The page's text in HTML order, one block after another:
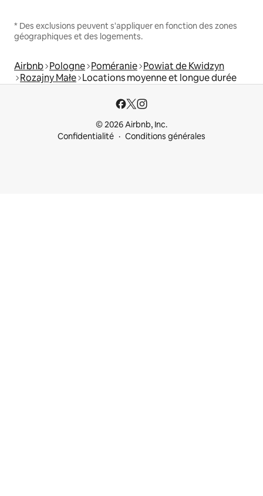
* Des exclusions peuvent s'appliquer en fonction des zones
géographiques et des logements.
Airbnb Pologne Poméranie Powiat de Kwidzyn
Rozajny Małe Locations moyenne et longue durée
© 2026 Airbnb, Inc.
Confidentialité
Conditions générales